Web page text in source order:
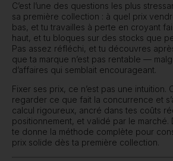
C’est l’une des questions les plus
sa première collection : à quel prix
bas, et tu travailles à perte en croyant
haut, et tu bloques sur des stocks que
Pas assez réfléchi, et tu découvres
que ta marque n’est pas rentable —
d’affaires qui semblait encourageant.
Fixer ses prix, ce n’est pas une intuition.
regarder ce que fait la concurrence et
calcul rigoureux, ancré dans tes coûts
positionnement, et validé par le marché.
te donne la méthode complète pour
prix solide dès ta première collection.